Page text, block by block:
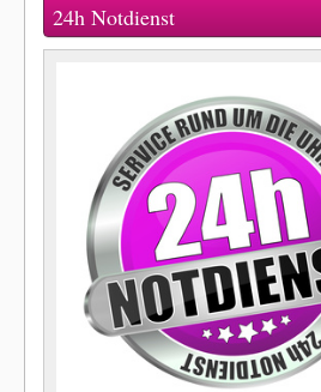
24h Notdienst